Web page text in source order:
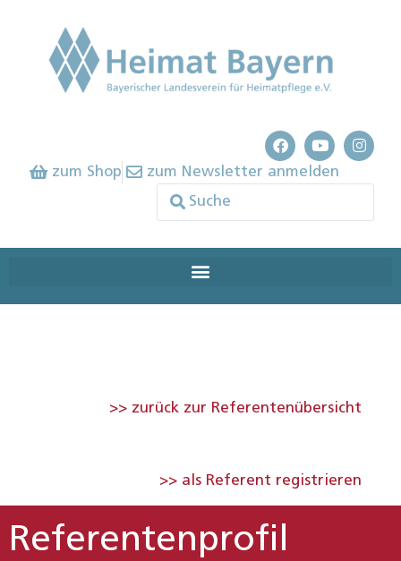
zum Shop zum Newsletter anmelden
>> zurück zur Referentenübersicht
>> als Referent registrieren
Referentenprofil